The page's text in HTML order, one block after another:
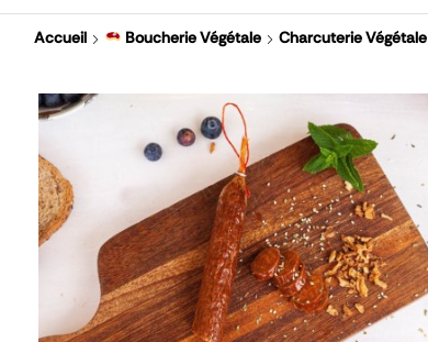
Accueil Boucherie Végétale Charcuterie Végétale